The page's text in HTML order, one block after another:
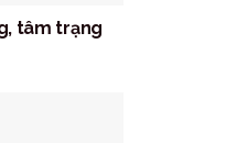
tâm trạng